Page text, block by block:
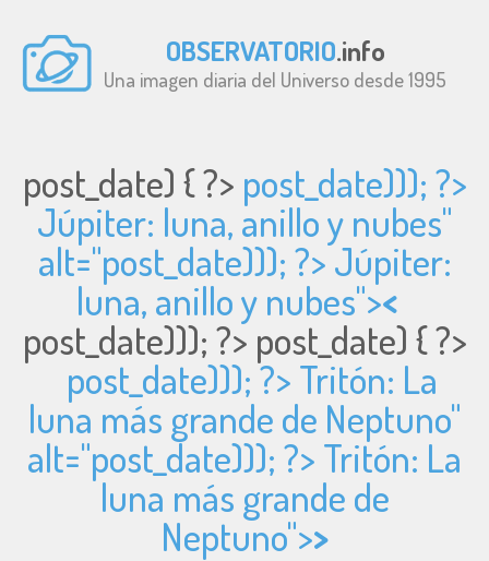
OBSERVATORIO.info
Una imagen diaria del Universo desde 1995
post_date) { ?> post_date))); ?>
Júpiter: luna, anillo y nubes"
alt="post_date))); ?> Júpiter:
luna, anillo y nubes"><
post_date))); ?> post_date) { ?>
post_date))); ?> Tritón: La
luna más grande de Neptuno"
alt="post_date))); ?> Tritón: La
luna más grande de
Neptuno">>